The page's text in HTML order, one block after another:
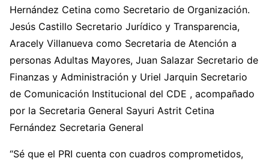
Hernández Cetina como Secretario de Organización.
Jesús Castillo Secretario Jurídico y Transparencia,
Aracely Villanueva como Secretaria de Atención a
personas Adultas Mayores, Juan Salazar Secretario de
Finanzas y Administración y Uriel Jarquin Secretario
de Comunicación Institucional del CDE , acompañado
por la Secretaria General Sayuri Astrit Cetina
Fernández Secretaria General
“Sé que el PRI cuenta con cuadros comprometidos,